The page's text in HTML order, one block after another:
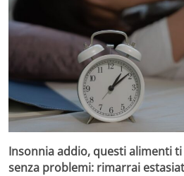
Insonnia addio, questi alimenti
senza problemi: rimarrai